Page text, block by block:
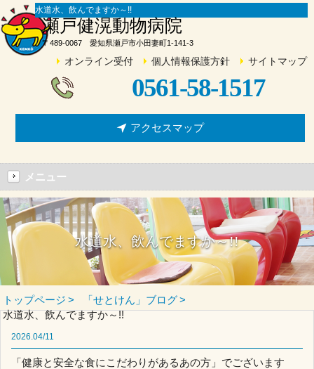
水道水、飲んでますか～!!
瀬戸健滉動物病院
〒489-0067 愛知県瀬戸市小田妻町1-141-3
オンライン受付 個人情報保護方針 サイトマップ
0561-58-1517
アクセスマップ
メニュー
水道水、飲んでますか～!!
トップページ
「せとけん」ブログ
水道水、飲んでますか～!!
2026.04/11
「健康と安全な食にこだわりがあるあの方」でございます